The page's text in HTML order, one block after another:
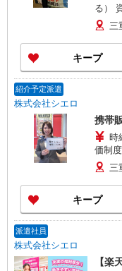
る）
月・
年収
★交通費
+゜・
有) お友達を紹介頂くと, インセンティブ支給(規定
三
キープ
紹介予定派遣
株式会社シエロ
携帯
時
価制
あり） ゜+゜・。○。・゜+゜・。○。・
社祝い金
インセン
可能
+゜
三
キープ
派遣社員
株式会社シエロ
【楽